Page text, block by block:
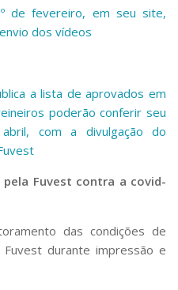
de fevereiro, em seu site,
dos vídeos
a lista de aprovados em
poderão conferir seu
com a divulgação do
Fuvest contra a covid-
das condições de
durante impressão e